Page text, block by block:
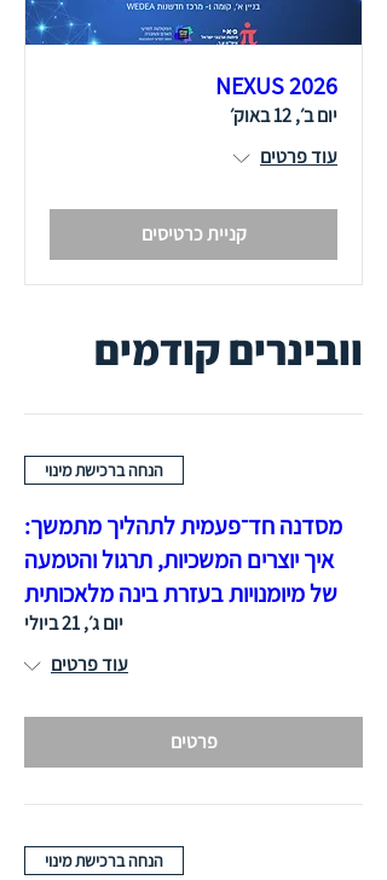
NEXUS 2026
יום ב׳, 12 באוק׳
עוד פרטים
קניית כרטיסים
וובינרים קודמים
הנחה ברכישת מינוי
מסדנה חד־פעמית לתהליך מתמשך:
איך יוצרים המשכיות, תרגול והטמעה
של מיומנויות בעזרת בינה מלאכותית
יום ג׳, 21 ביולי
עוד פרטים
פרטים
הנחה ברכישת מינוי